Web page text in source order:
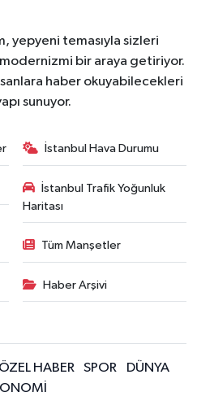
yepyeni temasıyla sizleri
bir araya getiriyor.
haber okuyabilecekleri
sunuyor.
İstanbul Hava Durumu
İstanbul Trafik Yoğunluk
Haritası
Tüm Manşetler
Haber Arşivi
ÖZEL HABER SPOR
DÜNYA